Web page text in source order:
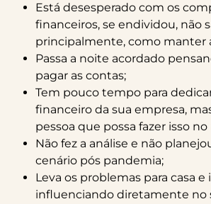
Está desesperado com os
financeiros, se endividou, não
principalmente, como manter
Passa a noite acordado
pagar as contas;
Tem pouco tempo para
financeiro da sua empresa,
pessoa que possa fazer isso
Não fez a análise e não
cenário pós pandemia;
Leva os problemas para casa e
influenciando diretamente no